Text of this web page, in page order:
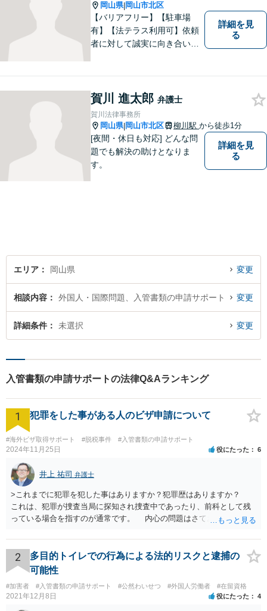
岡山県|岡山市北区
【バリアフリー】【駐車場
有】【法テラス利用可】依頼
者に対して誠実に向き合い、
るように準備していますので
お気軽にご相談ください。
詳細を見
る
賀川 進太郎 弁護士
賀川法律事務所
岡山県|岡山市北区 柳川駅 から徒歩1分
[夜間・休日も対応] どんな問
題でも解決の助けとなりま
す。
詳細を見
る
エリア 岡山県 変更
相談内容 外国人・国際問題、入管書類の申請サポート 変更
詳細条件 未選択 変更
入管書類の申請サポートの法律Q&Aランキング
1 犯罪をした事がある人のビザ申請について
#海外ビザ取得サポート #脱税事件 #入管書類の申請サポート
2024年11月25日 役にたった 6
井上 祐司 弁護士
>これまでに犯罪を犯した事はありますか？犯罪歴はありますか？
これは、犯罪が捜査当局に探知され捜査中であったり、前科として残
っている場合を指すのが通常です。 内心の問題はさておき、ご質問
2
多目的トイレでの行為による法的リスクと逮捕の
可能性
#加害者 #入管書類の申請サポート #公然わいせつ #外国人労働者 #在留資格
2021年12月8日 役にたった 4